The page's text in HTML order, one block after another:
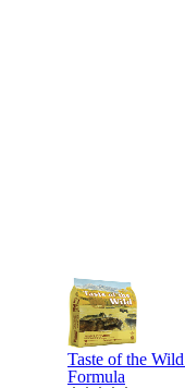
Taste of the
Formula